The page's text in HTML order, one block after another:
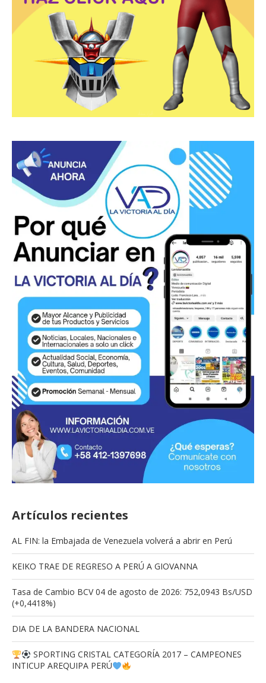
Artículos recientes
AL FIN: la Embajada de Venezuela volverá a abrir en Perú
KEIKO TRAE DE REGRESO A PERÚ A GIOVANNA
Tasa de Cambio BCV 04 de agosto de 2026: 752,0943 Bs/USD
(+0,4418%)
DIA DE LA BANDERA NACIONAL
SPORTING CRISTAL CATEGORÍA 2017 – CAMPEONES
INTICUP AREQUIPA PERÚ